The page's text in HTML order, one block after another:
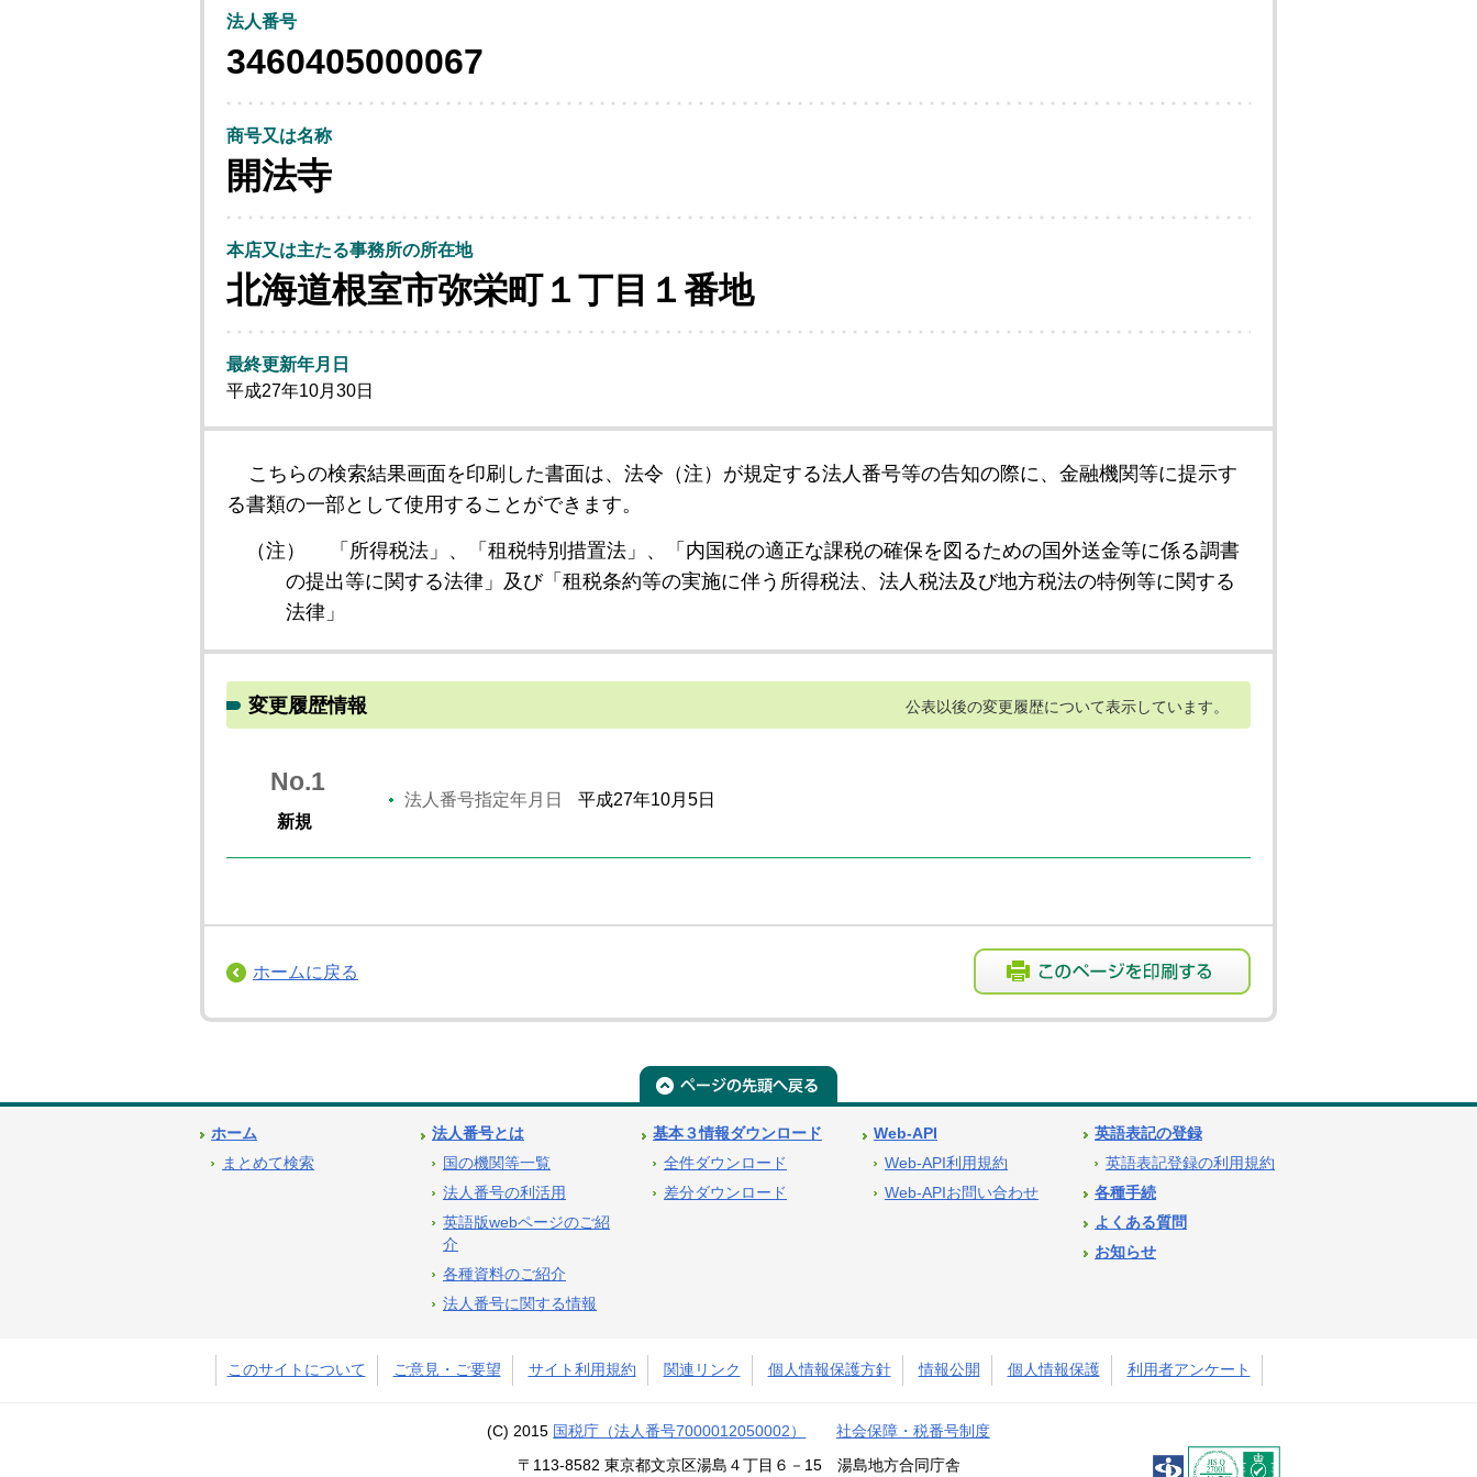
法人番号
3460405000067
商号又は名称
開法寺
本店又は主たる事務所の所在地
北海道根室市弥栄町１丁目１番地
最終更新年月日
平成27年10月30日
こちらの検索結果画面を印刷した書面は、法令（注）が規定する法人番号等の告知の際に、金融機関等に提示す
る書類の一部として使用することができます。
（注）
「所得税法」、「租税特別措置法」、「内国税の適正な課税の確保を図るための国外送金等に係る調書
の提出等に関する法律」及び「租税条約等の実施に伴う所得税法、法人税法及び地方税法の特例等に関する
法律」
変更履歴情報 公表以後の変更履歴について表示しています。
No.1
新規
法人番号指定年月日 平成27年10月5日
ホームに戻る
ホーム
まとめて検索
法人番号とは
国の機関等一覧
法人番号の利活用
英語版webページのご紹
介
各種資料のご紹介
法人番号に関する情報
基本３情報ダウンロード
全件ダウンロード
差分ダウンロード
Web-API
Web-API利用規約
Web-APIお問い合わせ
英語表記の登録
英語表記登録の利用規約
各種手続
よくある質問
お知らせ
このサイトについて ご意見・ご要望 サイト利用規約 関連リンク 個人情報保護方針 情報公開 個人情報保護 利用者アンケート
(C) 2015 国税庁（法人番号7000012050002） 社会保障・税番号制度
〒113-8582 東京都文京区湯島４丁目６－15 湯島地方合同庁舎